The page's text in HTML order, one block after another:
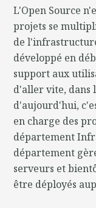
L'Open Source
projets se
de
développé en
support aux
d'aller vite, dans
d'aujourd'hui,
en charge des
département
département
serveurs et
être déployés